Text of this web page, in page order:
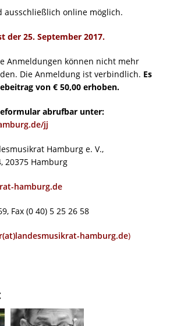
ausschließlich online möglich.
der 25. September 2017.
Anmeldungen können nicht mehr
Die Anmeldung ist verbindlich. Es
von € 50,00 erhoben.
abrufbar unter:
jj
Hamburg e. V.,
20375 Hamburg
hamburg.de
Fax (0 40) 5 25 26 58
hamburg.de)